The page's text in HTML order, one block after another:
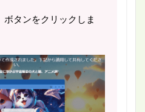
ボタンをクリックしま